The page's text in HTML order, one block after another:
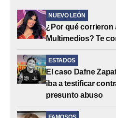
NUEVO LEÓN
¿Por qué corrieron
Multimedios? Te
ESTADOS
El caso Dafne
iba a testificar
presunto abuso